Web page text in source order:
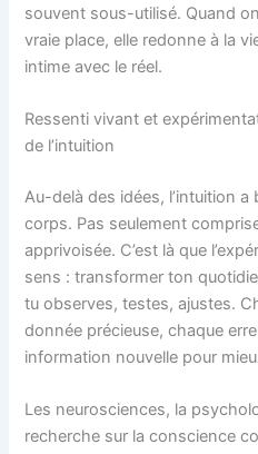
souvent sous-utilisé. Quand
vraie place, elle redonne à la
intime avec le réel.
Ressenti vivant et
de l’intuition
Au-delà des idées, l’intuition a
corps. Pas seulement
apprivoisée. C’est là que
sens : transformer ton
tu observes, testes, ajustes.
donnée précieuse, chaque
information nouvelle pour
Les neurosciences, la
recherche sur la conscience